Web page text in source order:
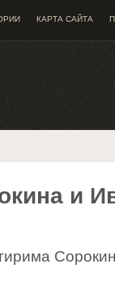
КАРТА САЙТА
и